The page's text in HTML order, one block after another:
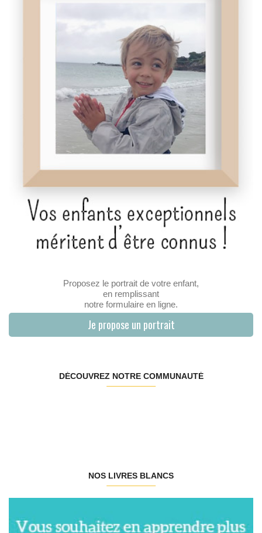
Proposez le portrait de votre enfant,
en remplissant
notre formulaire en ligne.
Je propose un portrait
DÉCOUVREZ NOTRE COMMUNAUTÉ
NOS LIVRES BLANCS